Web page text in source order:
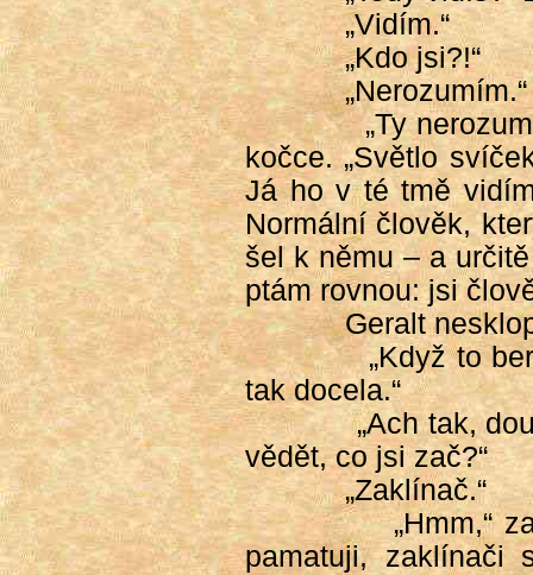
„Vidím.“
„Kdo jsi?!“
„Nerozumím.“
„Ty
kočce. „Světlo
Já ho v té tmě
Normální člověk,
šel k němu – a
ptám rovnou: jsi
Geralt
„Když to
tak docela.“
„Ach tak,
vědět, co jsi zač?“
„Zaklínač.“
„Hmm,“
pamatuji, zaklínači